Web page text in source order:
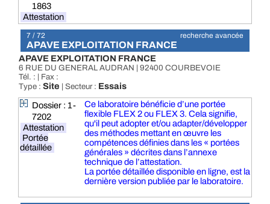
1863
Attestation
7 / 72 recherche avancée
APAVE EXPLOITATION FRANCE
APAVE EXPLOITATION FRANCE
6 RUE DU GENERAL AUDRAN | 92400 COURBEVOIE
Tél. : | Fax :
Type : Site | Secteur : Essais
Dossier : 1-
7202
Attestation
Portée
détaillée
Ce laboratoire bénéficie d’une portée
flexible FLEX 2 ou FLEX 3. Cela signifie,
qu'il peut adopter et/ou adapter/développer
des méthodes mettant en œuvre les
compétences définies dans les « portées
générales » décrites dans l’annexe
technique de l’attestation.
La portée détaillée disponible en ligne, est la
dernière version publiée par le laboratoire.